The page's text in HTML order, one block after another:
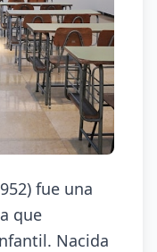
fue una
que
Nacida